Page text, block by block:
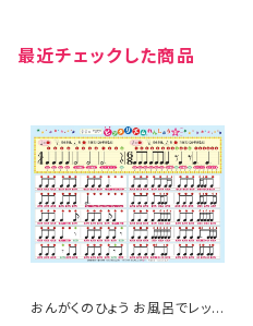
最近チェックした商品
おんがくのひょう お風呂でレッス